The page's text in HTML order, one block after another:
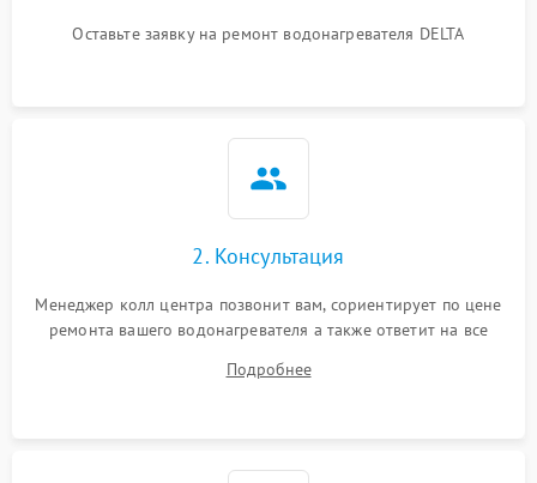
Оставьте заявку на ремонт водонагревателя DELTA
2. Консультация
Менеджер колл центра позвонит вам, сориентирует по цене
ремонта вашего водонагревателя а также ответит на все
Подробнее